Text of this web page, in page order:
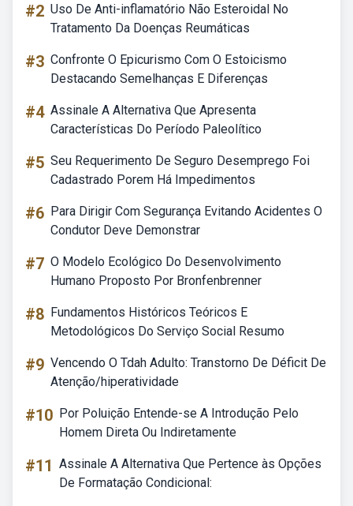
#2 Uso De Anti-inflamatório Não Esteroidal No
Tratamento Da Doenças Reumáticas
#3 Confronte O Epicurismo Com O Estoicismo
Destacando Semelhanças E Diferenças
#4 Assinale A Alternativa Que Apresenta
Características Do Período Paleolítico
#5 Seu Requerimento De Seguro Desemprego Foi
Cadastrado Porem Há Impedimentos
#6 Para Dirigir Com Segurança Evitando Acidentes O
Condutor Deve Demonstrar
#7 O Modelo Ecológico Do Desenvolvimento
Humano Proposto Por Bronfenbrenner
#8 Fundamentos Históricos Teóricos E
Metodológicos Do Serviço Social Resumo
#9 Vencendo O Tdah Adulto: Transtorno De Déficit De
Atenção/hiperatividade
#10 Por Poluição Entende-se A Introdução Pelo
Homem Direta Ou Indiretamente
#11 Assinale A Alternativa Que Pertence às Opções
De Formatação Condicional: